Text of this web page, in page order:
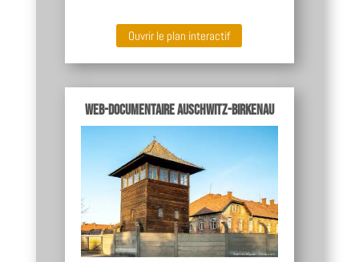
Ouvrir le plan interactif
Web-documentaire Auschwitz-Birkenau